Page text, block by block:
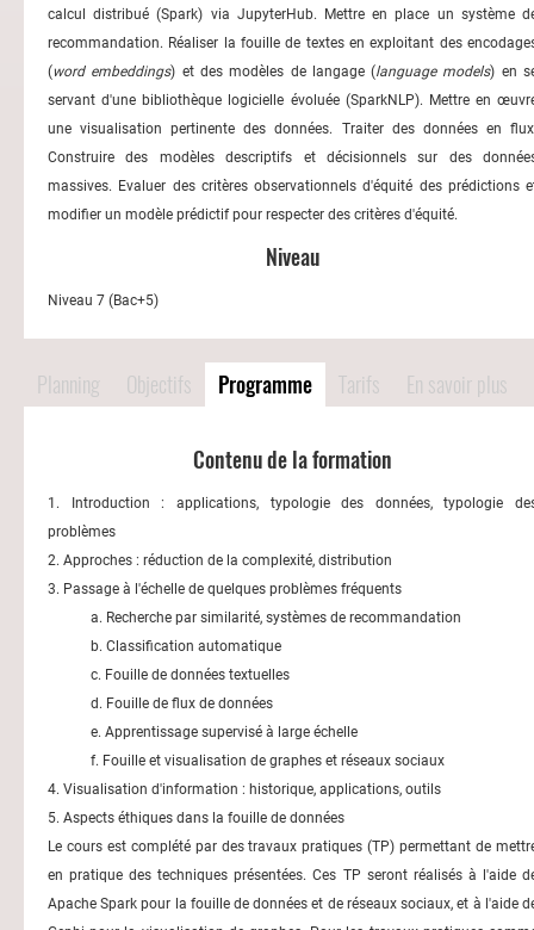
calcul distribué (Spark) via JupyterHub. Mettre en place un système
recommandation. Réaliser la fouille de textes en exploitant des
(word embeddings) et des modèles de langage (language models) en
servant d'une bibliothèque logicielle évoluée (SparkNLP). Mettre en
une visualisation pertinente des données. Traiter des données en
Construire des modèles descriptifs et décisionnels sur des
massives. Evaluer des critères observationnels d'équité des prédictions
modifier un modèle prédictif pour respecter des critères d'équité.
Niveau
Niveau 7 (Bac+5)
Planning Objectifs Programme Tarifs En savoir plus
Contenu de la formation
1. Introduction : applications, typologie des données, typologie
problèmes
2. Approches : réduction de la complexité, distribution
3. Passage à l'échelle de quelques problèmes fréquents
a. Recherche par similarité, systèmes de recommandation
b. Classification automatique
c. Fouille de données textuelles
d. Fouille de flux de données
e. Apprentissage supervisé à large échelle
f. Fouille et visualisation de graphes et réseaux sociaux
4. Visualisation d'information : historique, applications, outils
5. Aspects éthiques dans la fouille de données
Le cours est complété par des travaux pratiques (TP) permettant de
en pratique des techniques présentées. Ces TP seront réalisés à l'aide
Apache Spark pour la fouille de données et de réseaux sociaux, et à l'aide